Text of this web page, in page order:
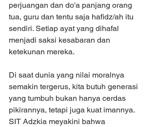
perjuangan dan do'a panjang orang
tua, guru dan tentu saja hafidz/ah itu
sendiri. Setiap ayat yang dihafal
menjadi saksi kesabaran dan
ketekunan mereka.
Di saat dunia yang nilai moralnya
semakin tergerus, kita butuh generasi
yang tumbuh bukan hanya cerdas
pikirannya, tetapi juga kuat imannya.
SIT Adzkia meyakini bahwa